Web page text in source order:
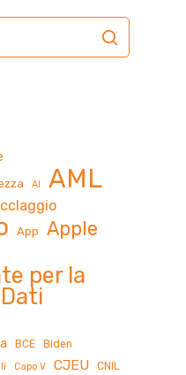
AI AML
App Apple
per la
BCE Biden
Capo V CJEU CNIL